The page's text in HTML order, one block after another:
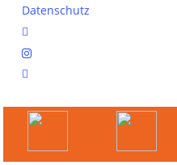
Datenschutz
linkedin
instagram
spotify
© 2026 Ihr Online Portal